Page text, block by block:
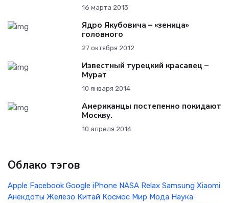
16 марта 2013
Ядро Якубовича – «зеница»
головного
27 октября 2012
Известный турецкий красавец –
Мурат
10 января 2014
Американцы постепенно покидают
Москву.
10 апреля 2014
Облако тэгов
Apple Facebook Google iPhone NASA Relax Samsung Xiaomi
Анекдоты Железо Китай Космос Мир Мода Наука